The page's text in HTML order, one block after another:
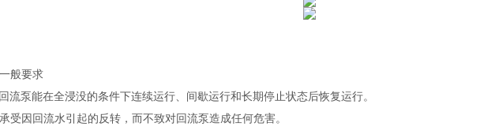
般要求
流泵能在全浸没的条件下连续运行、间歇运行和长期停止状态后恢复运行。
受因回流水引起的反转，而不致对回流泵造成任何危害。